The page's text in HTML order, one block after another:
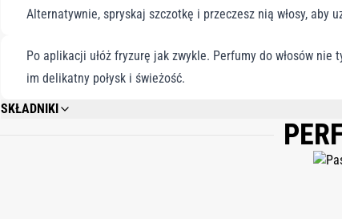
Alternatywnie, spryskaj szczotkę i przeczesz nią włosy, aby
Po aplikacji ułóż fryzurę jak zwykle. Perfumy do włosów
im delikatny połysk i świeżość.
SKŁADNIKI
ALCOHOL DENAT, AQUA, PARFUM, DIPROPYLENE GLYCOL, PEG-40
ACETYLOCTAHYDRONAPHTHALENES, CAPRYLOYL/CAPROYL METHYL
CAPRYLYL/CAPRYL GLUCOSIDE, LIMONENE, GERANIOL, HYALURONIC